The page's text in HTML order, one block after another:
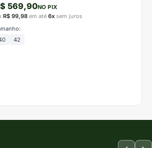
569,90NO PIX
R$ 99,98 em até 6x sem juros
42